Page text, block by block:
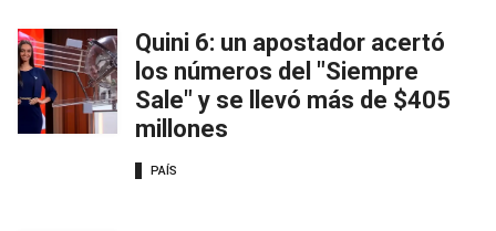
Quini 6: un apostador acertó
los números del "Siempre
Sale" y se llevó más de $405
millones
PAÍS